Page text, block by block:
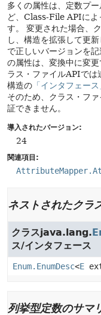
多くの属性は、定数プ
ど、Class-File APIによ
す。
変更された場合、
し、構造を拡張して更
で正しいバージョンを記
の属性は、変換中に変
ラス・ファイルAPIでは
構造の 「インタフェース
そのため、クラス・フ
証できません。
導入されたバージョン:
24
関連項目:
ネストされたクラ
クラスjava.lang.
ス/インタフェース
Enum.EnumDesc<E
列挙型定数のサマ